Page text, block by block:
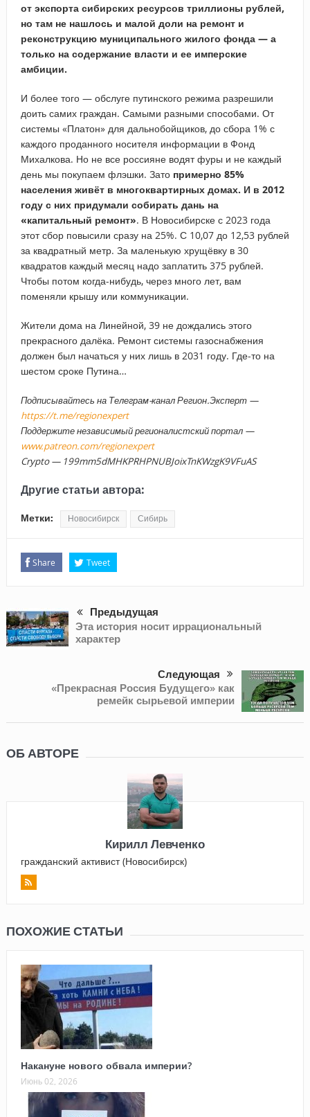
от экспорта сибирских ресурсов триллионы рублей,
но там не нашлось и малой доли на ремонт и
реконструкцию муниципального жилого фонда — а
только на содержание власти и ее имперские
амбиции.
И более того — обслуге путинского режима разрешили
доить самих граждан. Самыми разными способами. От
системы «Платон» для дальнобойщиков, до сбора 1% с
каждого проданного носителя информации в Фонд
Михалкова. Но не все россияне водят фуры и не каждый
день мы покупаем флэшки. Зато примерно 85%
населения живёт в многоквартирных домах. И в 2012
году с них придумали собирать дань на
«капитальный ремонт». В Новосибирске с 2023 года
этот сбор повысили сразу на 25%. С 10,07 до 12,53 рублей
за квадратный метр. За маленькую хрущёвку в 30
квадратов каждый месяц надо заплатить 375 рублей.
Чтобы потом когда-нибудь, через много лет, вам
поменяли крышу или коммуникации.
Жители дома на Линейной, 39 не дождались этого
прекрасного далёка. Ремонт системы газоснабжения
должен был начаться у них лишь в 2031 году. Где-то на
шестом сроке Путина…
Подписывайтесь на Телеграм-канал Регион.Эксперт —
https://t.me/regionexpert
Поддержите независимый регионалистский портал —
www.patreon.com/regionexpert
Crypto — 199mm5dMHKPRHPNUBJoixTnKWzgK9VFuAS
Другие статьи автора:
Метки: Новосибирск Сибирь
Share Tweet
Предыдущая
Эта история носит иррациональный
характер
Следующая
«Прекрасная Россия Будущего» как
ремейк сырьевой империи
ОБ АВТОРЕ
Кирилл Левченко
гражданский активист (Новосибирск)
ПОХОЖИЕ СТАТЬИ
Накануне нового обвала империи?
Июнь 02, 2026